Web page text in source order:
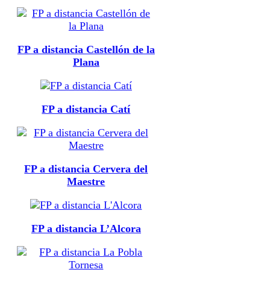
FP a distancia Castellón de la
Plana
FP a distancia Catí
FP a distancia Cervera del
Maestre
FP a distancia L’Alcora